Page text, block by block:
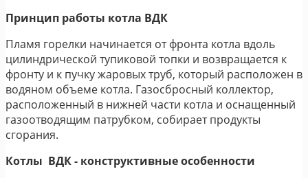
Принцип работы котла ВДК
Пламя горелки начинается от фронта котла вдоль
цилиндрической тупиковой топки и возвращается к
фронту и к пучку жаровых труб, который расположен в
водяном объеме котла. Газосбросный коллектор,
расположенный в нижней части котла и оснащенный
газоотводящим патрубком, собирает продукты
сгорания.
Котлы ВДК - конструктивные особенности